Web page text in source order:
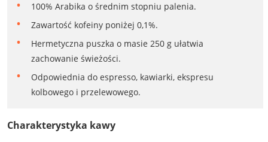
100% Arabika o średnim stopniu palenia.
Zawartość kofeiny poniżej 0,1%.
Hermetyczna puszka o masie 250 g ułatwia
zachowanie świeżości.
Odpowiednia do espresso, kawiarki, ekspresu
kolbowego i przelewowego.
Charakterystyka kawy